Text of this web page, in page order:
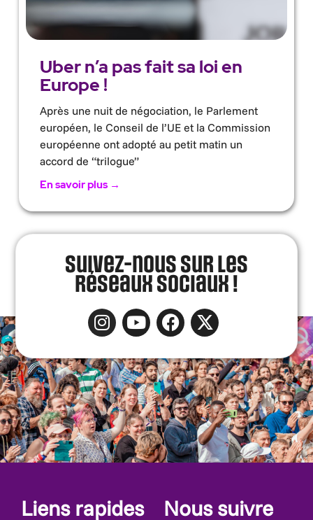
Uber n’a pas fait sa loi en
Europe !
Après une nuit de négociation, le Parlement
européen, le Conseil de l’UE et la Commission
européenne ont adopté au petit matin un
accord de “trilogue”
En savoir plus →
Suivez-nous sur les
réseaux sociaux !
Liens rapides Nous suivre